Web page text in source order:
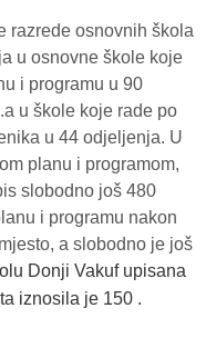
razrede osnovnih škola
u osnovne škole koje
i programu u 90
u škole koje rade po
u 44 odjeljenja. U
planu i programom,
slobodno još 480
i programu nakon
a slobodno je još
Donji Vakuf upisana
iznosila je 150 .